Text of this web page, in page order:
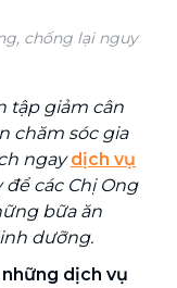
chống lại nguy
tập giảm cân
chăm sóc gia
ngaydịch vụ
để các Chị Ong
bữa ăn
dưỡng.
dịch vụ